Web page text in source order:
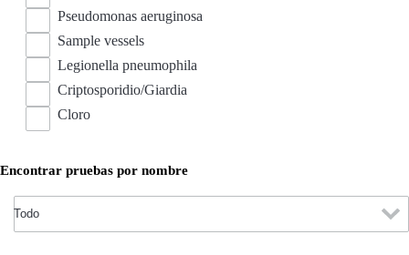
Pseudomonas aeruginosa
Sample vessels
Legionella pneumophila
Criptosporidio/Giardia
Cloro
Encontrar pruebas por nombre